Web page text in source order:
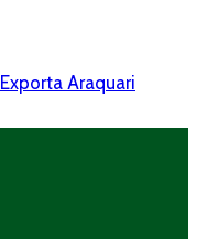
Araquari